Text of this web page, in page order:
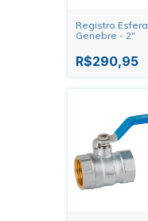
Registro Esfera
Genebre - 2"
R$290,95